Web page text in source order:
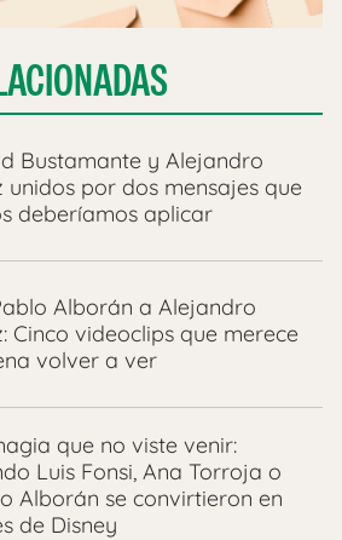
Bustamante y Alejandro
unidos por dos mensajes que
deberíamos aplicar
Alborán a Alejandro
Cinco videoclips que merece
volver a ver
que no viste venir:
Luis Fonsi, Ana Torroja o
Alborán se convirtieron en
de Disney